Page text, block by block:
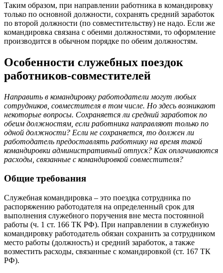
Таким образом, при направлении работника в командировку
только по основной должности, сохранять средний заработок
по второй должности (по совместительству) не надо. Если же
командировка связана с обеими должностями, то оформление
производится в обычном порядке по обеим должностям.
Особенности служебных поездок
работников-совместителей
Направить в командировку работодатели могут любых
сотрудников, совместителя в том числе. Но здесь возникают
некоторые вопросы. Сохраняется ли средний заработок по
обеим должностям, если работника направляют только по
одной должности? Если не сохраняется, то должен ли
работодатель предоставлять работнику на время такой
командировки административный отпуск? Как оплачиваются
расходы, связанные с командировкой совместителя?
Общие требования
Служебная командировка – это поездка сотрудника по
распоряжению работодателя на определенный срок для
выполнения служебного поручения вне места постоянной
работы (ч. 1 ст. 166 ТК РФ). При направлении в служебную
командировку работодатель обязан сохранить за сотрудником
место работы (должность) и средний заработок, а также
возместить расходы, связанные с командировкой (ст. 167 ТК
РФ).